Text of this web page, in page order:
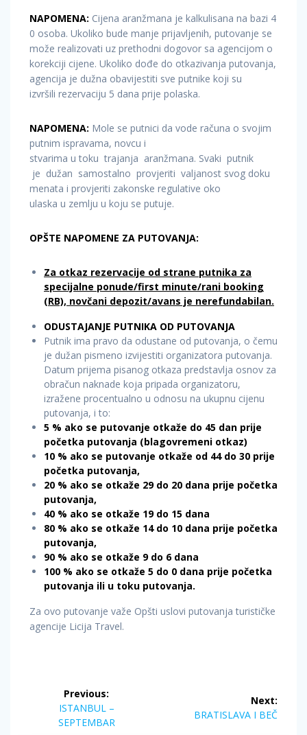
NAPOMENA: Cijena aranžmana je kalkulisana na bazi 4
0 osoba. Ukoliko bude manje prijavljenih, putovanje se
može realizovati uz prethodni dogovor sa agencijom o
korekciji cijene. Ukoliko dođe do otkazivanja putovanja,
agencija je dužna obavijestiti sve putnike koji su
izvršili rezervaciju 5 dana prije polaska.
NAPOMENA: Mole se putnici da vode računa o svojim
putnim ispravama, novcu i
stvarima u toku trajanja aranžmana. Svaki putnik
je dužan samostalno provjeriti valjanost svog doku
menata i provjeriti zakonske regulative oko
ulaska u zemlju u koju se putuje.
OPŠTE NAPOMENE ZA PUTOVANJA:
Za otkaz rezervacije od strane putnika za
specijalne ponude/first minute/rani booking
(RB), novčani depozit/avans je nerefundabilan.
ODUSTAJANJE PUTNIKA OD PUTOVANJA
Putnik ima pravo da odustane od putovanja, o čemu
je dužan pismeno izvijestiti organizatora putovanja.
Datum prijema pisanog otkaza predstavlja osnov za
obračun naknade koja pripada organizatoru,
izražene procentualno u odnosu na ukupnu cijenu
putovanja, i to:
5 % ako se putovanje otkaže do 45 dan prije
početka putovanja (blagovremeni otkaz)
10 % ako se putovanje otkaže od 44 do 30 prije
početka putovanja,
20 % ako se otkaže 29 do 20 dana prije početka
putovanja,
40 % ako se otkaže 19 do 15 dana
80 % ako se otkaže 14 do 10 dana prije početka
putovanja,
90 % ako se otkaže 9 do 6 dana
100 % ako se otkaže 5 do 0 dana prije početka
putovanja ili u toku putovanja.
Za ovo putovanje važe Opšti uslovi putovanja turističke
agencije Licija Travel.
navigation
Previous:
Previous
post:
ISTANBUL –
SEPTEMBAR
Next:
Next
BRATISLAVA I BEČ